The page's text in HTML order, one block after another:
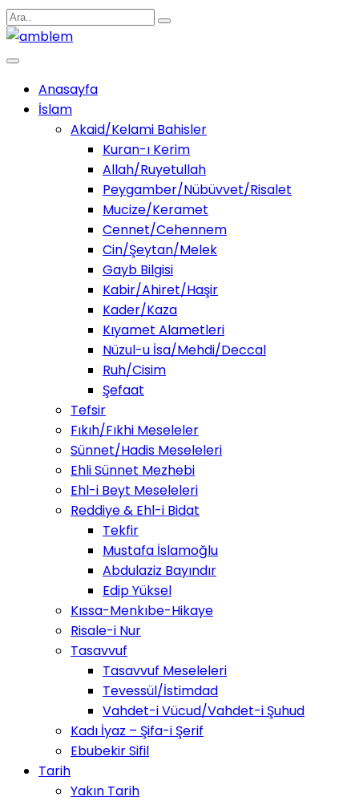
Anasayfa
İslam
Akaid/Kelami Bahisler
Kuran-ı Kerim
Allah/Ruyetullah
Peygamber/Nübüvvet/Risalet
Mucize/Keramet
Cennet/Cehennem
Cin/Şeytan/Melek
Gayb Bilgisi
Kabir/Ahiret/Haşir
Kader/Kaza
Kıyamet Alametleri
Nüzul-u İsa/Mehdi/Deccal
Ruh/Cisim
Şefaat
Tefsir
Fıkıh/Fıkhi Meseleler
Sünnet/Hadis Meseleleri
Ehli Sünnet Mezhebi
Ehl-i Beyt Meseleleri
Reddiye & Ehl-i Bidat
Tekfir
Mustafa İslamoğlu
Abdulaziz Bayındır
Edip Yüksel
Kıssa-Menkıbe-Hikaye
Risale-i Nur
Tasavvuf
Tasavvuf Meseleleri
Tevessül/İstimdad
Vahdet-i Vücud/Vahdet-i Şuhud
Kadı İyaz – Şifa-i Şerif
Ebubekir Sifil
Tarih
Yakın Tarih